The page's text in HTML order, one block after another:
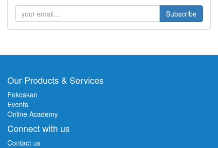
Subscribe
Our Products & Services
Fekoskan
Events
Online Academy
Connect with us
Contact us